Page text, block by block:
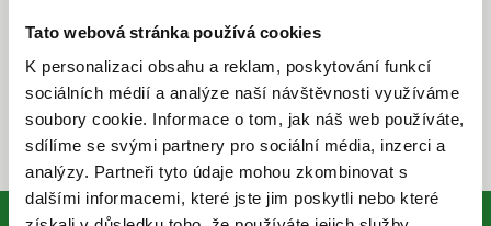
Tato webová stránka používá cookies
K personalizaci obsahu a reklam, poskytování funkcí
sociálních médií a analýze naší návštěvnosti využíváme
soubory cookie. Informace o tom, jak náš web používáte,
sdílíme se svými partnery pro sociální média, inzerci a
analýzy. Partneři tyto údaje mohou zkombinovat s
dalšími informacemi, které jste jim poskytli nebo které
RYBÍZY, ANGREŠTY, JOSTU....
SLOUPOVITÉ A ZAKRSLÉ OVOCNÉ STROMKY